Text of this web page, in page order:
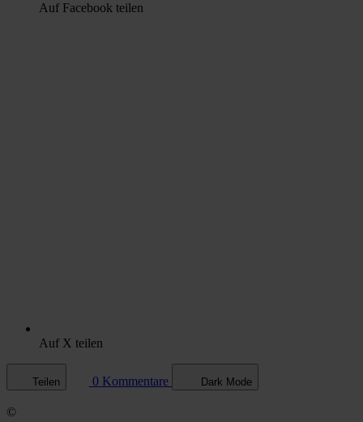
Auf Facebook teilen
Auf X teilen
Teilen 0 Kommentare Dark Mode
©